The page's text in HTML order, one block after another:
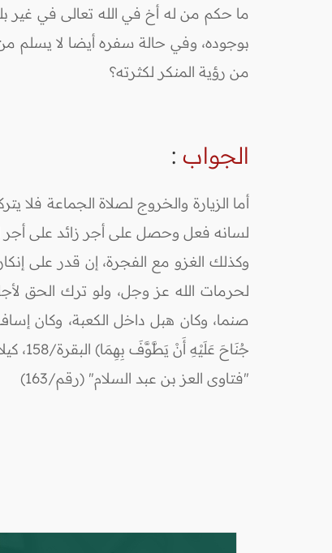
ما حكم من له أخ في الله تعالى في غير
بوجوده، وفي حالة سفره أيضا لا يسلم
من رؤية المنكر لكثرته؟
الجواب :
أما الزيارة والخروج لصلاة الجماعة
لسانه فعل وحصل على أجر زائد على أجر
وكذلك الغزو مع الفجرة، إن قدر على
لحرمات الله عز وجل، ولو ترك الحق
صنما، وكان هبل داخل الكعبة، وكان
جُنَاحَ عَلَيْهِ أَنْ يَطَّوَّفَ بِهِمَا) البقرة/158، كيلا يترك حق لأجل الباطل. والله أعلم.
"فتاوى العز بن عبد السلام" (رقم/163)